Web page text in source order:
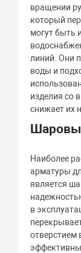
вращении
который
могут быть
линий. Они
воды и
изделия со
снижает их
Наиболее
арматуры
является
в
отверстием